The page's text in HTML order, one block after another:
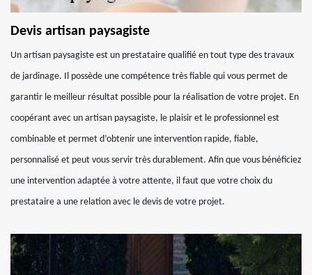
Devis artisan paysagiste
Un artisan paysagiste est un prestataire qualifié en tout type des travaux
de jardinage. Il possède une compétence très fiable qui vous permet de
garantir le meilleur résultat possible pour la réalisation de votre projet. En
coopérant avec un artisan paysagiste, le plaisir et le professionnel est
combinable et permet d’obtenir une intervention rapide, fiable,
personnalisé et peut vous servir très durablement. Afin que vous bénéficiez
une intervention adaptée à votre attente, il faut que votre choix du
prestataire a une relation avec le devis de votre projet.